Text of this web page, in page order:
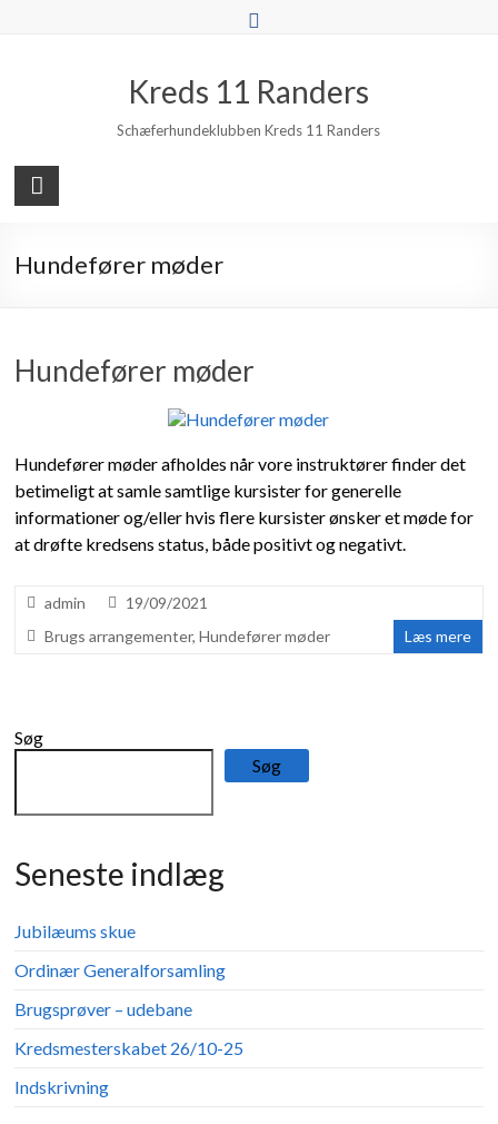
Kreds 11 Randers
Schæferhundeklubben Kreds 11 Randers
Hundefører møder
Hundefører møder
Hundefører møder afholdes når vore instruktører finder det
betimeligt at samle samtlige kursister for generelle
informationer og/eller hvis flere kursister ønsker et møde for
at drøfte kredsens status, både positivt og negativt.
admin
19/09/2021
Brugs arrangementer,Hundefører møder Læs mere
Søg
Søg
Seneste indlæg
Jubilæums skue
Ordinær Generalforsamling
Brugsprøver – udebane
Kredsmesterskabet 26/10-25
Indskrivning